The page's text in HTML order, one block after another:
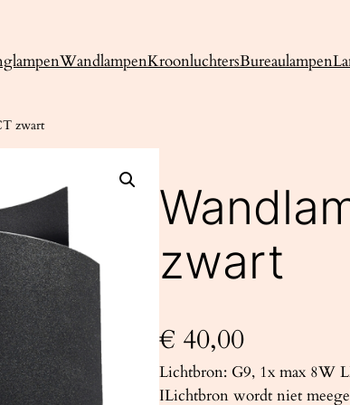
WandlampenKroonluchtersBureaulampen
zwart
zwart
€ 40,00
Lichtbron: G9, 1x max 8W
ILichtbron wordt niet